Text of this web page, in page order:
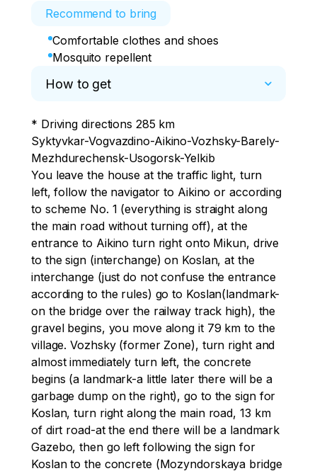
Recommend to bring
Comfortable clothes and shoes
Mosquito repellent
How to get
* Driving directions 285 km
Syktyvkar-Vogvazdino-Aikino-Vozhsky-Barely-
Mezhdurechensk-Usogorsk-Yelkib
You leave the house at the traffic light, turn
left, follow the navigator to Aikino or according
to scheme No. 1 (everything is straight along
the main road without turning off), at the
entrance to Aikino turn right onto Mikun, drive
to the sign (interchange) on Koslan, at the
interchange (just do not confuse the entrance
according to the rules) go to Koslan(landmark-
on the bridge over the railway track high), the
gravel begins, you move along it 79 km to the
village. Vozhsky (former Zone), turn right and
almost immediately turn left, the concrete
begins (a landmark-a little later there will be a
garbage dump on the right), go to the sign for
Koslan, turn right along the main road, 13 km
of dirt road-at the end there will be a landmark
Gazebo, then go left following the sign for
Koslan to the concrete (Mozyndorskaya bridge